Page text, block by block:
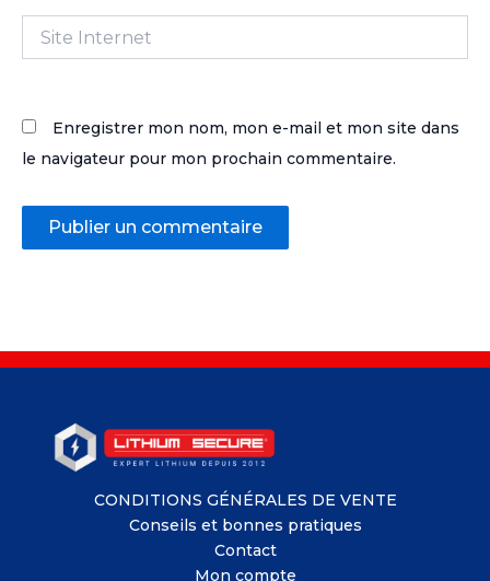
Internet
Enregistrer mon nom, mon e-mail et mon site dans
le navigateur pour mon prochain commentaire.
CONDITIONS GÉNÉRALES DE VENTE
Conseils et bonnes pratiques
Contact
Mon compte